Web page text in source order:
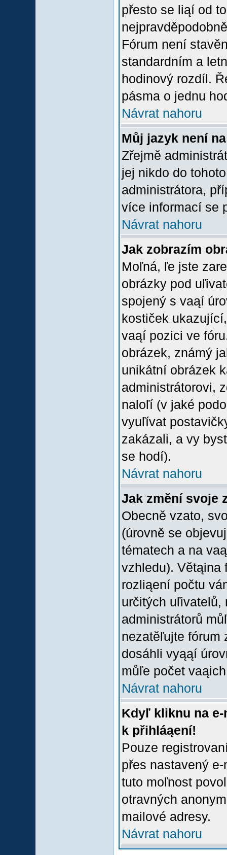
přesto se liąí od
Fórum není
standardním a
hodinový rozdíl.
pásma o jednu
Návrat nahoru
Můj jazyk není
Zřejmě
jej nikdo do
administrátora,
více informací se
Návrat nahoru
Jak zobrazím
Moľná, ľe jste
obrázky pod
spojený s vaąí
kostiček
vaąí pozici ve
obrázek, známý
unikátní obrázek
administrátorovi,
naloľí (v jaké
vyuľívat
zakázali, a vy
se hodí).
Návrat nahoru
Jak změní svoje
Obecně vzato,
(úrovně se
tématech a na
vzhledu). Větąina
rozliąení počtu
určitých uľivatelů,
administrátorů
nezatěľujte fórum
dosáhli vyąąí
můľe počet
Návrat nahoru
Kdyľ kliknu na
k přihláąení!
Pouze
přes nastavený
tuto moľnost
otravných
mailové adresy.
Návrat nahoru